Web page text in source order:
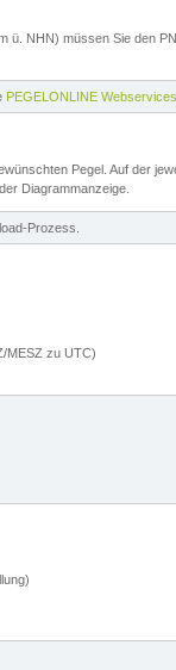
ü. NHN) müssen Sie den
PEGELONLINE Webservices
Pegel. Auf der
Diagrammanzeige.
Prozess.
MESZ zu UTC)